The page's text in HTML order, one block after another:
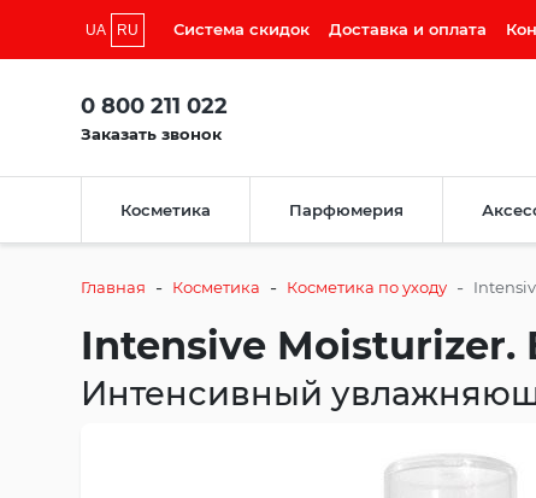
UA RU Система скидок Доставка и оплата
0 800 211 022
Заказать звонок
Косметика Парфюмерия
Главная - Косметика - Косметика по уходу -
Intensive Moisturizer.
Интенсивный